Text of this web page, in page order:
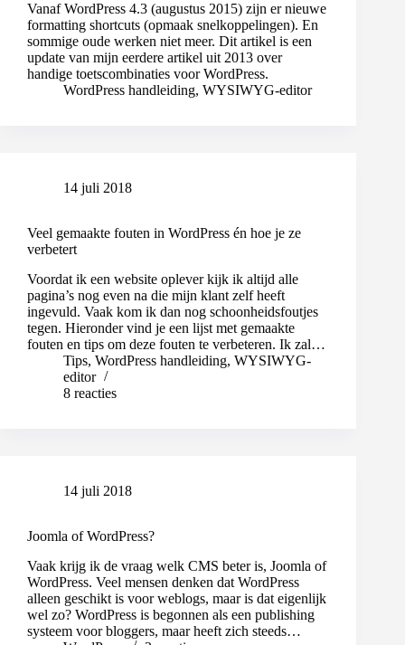
Vanaf WordPress 4.3 (augustus 2015) zijn er nieuwe
formatting shortcuts (opmaak snelkoppelingen). En
sommige oude werken niet meer. Dit artikel is een
update van mijn eerdere artikel uit 2013 over
handige toetscombinaties voor WordPress.
WordPress handleiding, WYSIWYG-editor
14 juli 2018
Veel gemaakte fouten in WordPress én hoe je ze
verbetert
Voordat ik een website oplever kijk ik altijd alle
pagina’s nog even na die mijn klant zelf heeft
ingevuld. Vaak kom ik dan nog schoonheidsfoutjes
tegen. Hieronder vind je een lijst met gemaakte
fouten en tips om deze fouten te verbeteren. Ik zal…
Tips, WordPress handleiding, WYSIWYG-
editor
8 reacties
14 juli 2018
Joomla of WordPress?
Vaak krijg ik de vraag welk CMS beter is, Joomla of
WordPress. Veel mensen denken dat WordPress
alleen geschikt is voor weblogs, maar is dat eigenlijk
wel zo? WordPress is begonnen als een publishing
systeem voor bloggers, maar heeft zich steeds…